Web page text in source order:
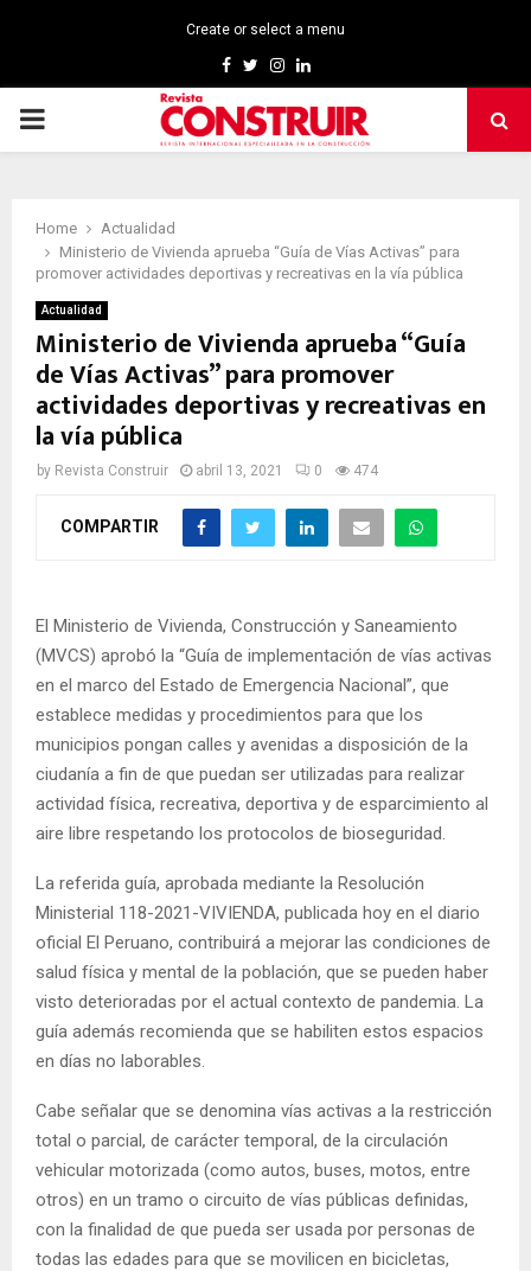
Create or select a menu
Facebook
TwitterInstagram
Linkedin
PRIMARY
Home
Actualidad
Ministerio de Vivienda aprueba “Guía de Vías Activas” para
promover actividades deportivas y recreativas en la vía pública
Actualidad
Ministerio de Vivienda aprueba “Guía
de Vías Activas” para promover
actividades deportivas y recreativas en
la vía pública
by Revista Construir abril 13, 2021 0 474
COMPARTIR
El Ministerio de Vivienda, Construcción y Saneamiento
(MVCS) aprobó la “Guía de implementación de vías activas
en el marco del Estado de Emergencia Nacional”, que
establece medidas y procedimientos para que los
municipios pongan calles y avenidas a disposición de la
ciudanía a fin de que puedan ser utilizadas para realizar
actividad física, recreativa, deportiva y de esparcimiento al
aire libre respetando los protocolos de bioseguridad.
La referida guía, aprobada mediante la Resolución
Ministerial 118-2021-VIVIENDA, publicada hoy en el diario
oficial El Peruano, contribuirá a mejorar las condiciones de
salud física y mental de la población, que se pueden haber
visto deterioradas por el actual contexto de pandemia. La
guía además recomienda que se habiliten estos espacios
en días no laborables.
Cabe señalar que se denomina vías activas a la restricción
total o parcial, de carácter temporal, de la circulación
vehicular motorizada (como autos, buses, motos, entre
otros) en un tramo o circuito de vías públicas definidas,
con la finalidad de que pueda ser usada por personas de
todas las edades para que se movilicen en bicicletas,